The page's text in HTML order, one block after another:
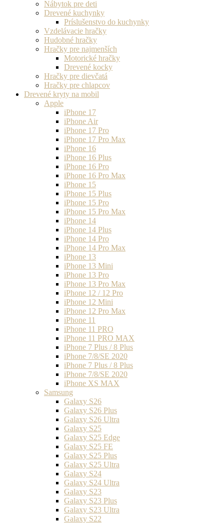
Nábytok pre deti
Drevené kuchynky
Príslušenstvo do kuchynky
Vzdelávacie hračky
Hudobné hračky
Hračky pre najmenších
Motorické hračky
Drevené kocky
Hračky pre dievčatá
Hračky pre chlapcov
Drevené kryty na mobil
Apple
iPhone 17
iPhone Air
iPhone 17 Pro
iPhone 17 Pro Max
iPhone 16
iPhone 16 Plus
iPhone 16 Pro
iPhone 16 Pro Max
iPhone 15
iPhone 15 Plus
iPhone 15 Pro
iPhone 15 Pro Max
iPhone 14
iPhone 14 Plus
iPhone 14 Pro
iPhone 14 Pro Max
iPhone 13
iPhone 13 Mini
iPhone 13 Pro
iPhone 13 Pro Max
iPhone 12 / 12 Pro
iPhone 12 Mini
iPhone 12 Pro Max
iPhone 11
iPhone 11 PRO
iPhone 11 PRO MAX
iPhone 7 Plus / 8 Plus
iPhone 7/8/SE 2020
iPhone 7 Plus / 8 Plus
iPhone 7/8/SE 2020
iPhone XS MAX
Samsung
Galaxy S26
Galaxy S26 Plus
Galaxy S26 Ultra
Galaxy S25
Galaxy S25 Edge
Galaxy S25 FE
Galaxy S25 Plus
Galaxy S25 Ultra
Galaxy S24
Galaxy S24 Ultra
Galaxy S23
Galaxy S23 Plus
Galaxy S23 Ultra
Galaxy S22